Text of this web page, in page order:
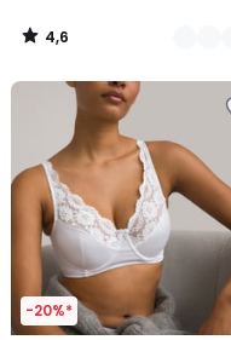
4,6
/
-20%*